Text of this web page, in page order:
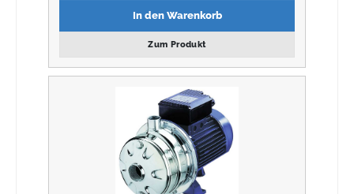
In den Warenkorb
Zum Produkt